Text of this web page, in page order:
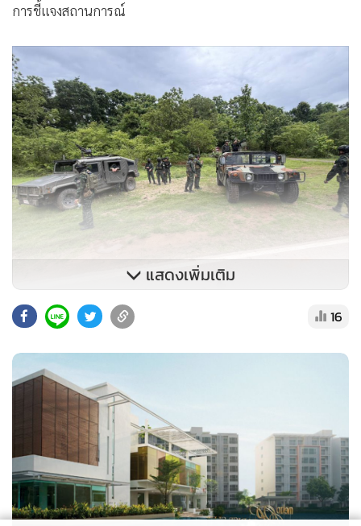
การชี้แจงสถานการณ์
แสดงเพิ่มเติม
16